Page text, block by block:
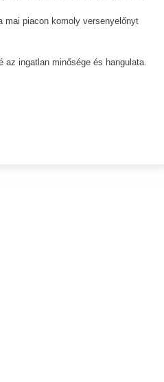
mai piacon komoly versenyelőnyt
ingatlan minősége és hangulata.